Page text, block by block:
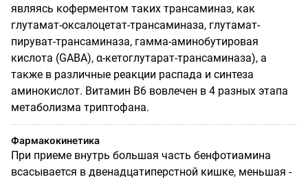
являясь коферментом таких трансаминаз, как
глутамат-оксалоцетат-трансаминаза, глутамат-
пируват-трансаминаза, гамма-аминобутировая
кислота (GABA), α-кетоглутарат-трансаминаза), а
также в различные реакции распада и синтеза
аминокислот. Витамин В6 вовлечен в 4 разных этапа
метаболизма триптофана.
Фармакокинетика
При приеме внутрь большая часть бенфотиамина
всасывается в двенадцатиперстной кишке, меньшая -